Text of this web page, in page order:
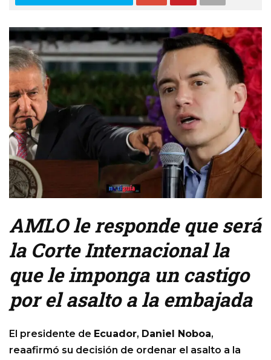
AMLO le responde que será
la Corte Internacional la
que le imponga un castigo
por el asalto a la embajada
El presidente de Ecuador, Daniel Noboa,
reaafirmó su decisión de ordenar el asalto a la